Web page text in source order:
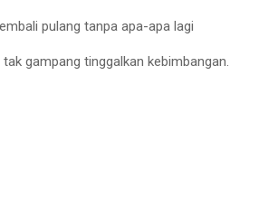
pulang tanpa apa-apa lagi
gampang tinggalkan kebimbangan.